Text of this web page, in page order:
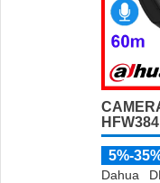
giám sát
5%-
Dahua